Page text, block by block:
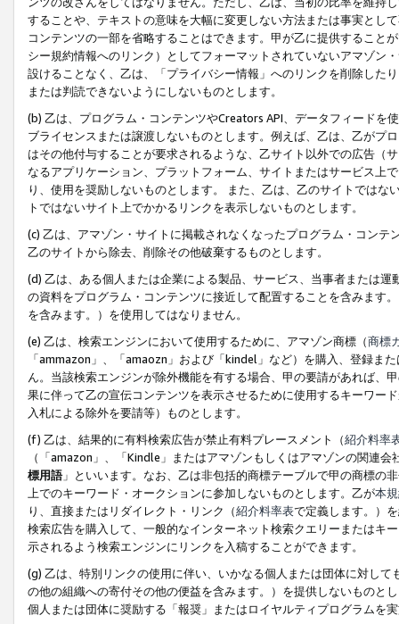
することや、テキストの意味を大幅に変更しない方法または事実とし
コンテンツの一部を省略することはできます。甲が乙に提供すること
シー規約情報へのリンク）としてフォーマットされていないアマゾン
設けることなく、乙は、「プライバシー情報」へのリンクを削除した
または判読できないようにしないものとします。
(b) 乙は、プログラム・コンテンツやCreators API、データフィード
ブライセンスまたは譲渡しないものとします。例えば、乙は、乙がプ
はその他付与することが要求されるような、乙サイト以外での広告（
なるアプリケーション、プラットフォーム、サイトまたはサービス上
り、使用を奨励しないものとします。 また、乙は、乙のサイトでは
トではないサイト上でかかるリンクを表示しないものとします。
(c) 乙は、アマゾン・サイトに掲載されなくなったプログラム・コン
乙のサイトから除去、削除その他破棄するものとします。
(d) 乙は、ある個人または企業による製品、サービス、当事者または
の資料をプログラム・コンテンツに接近して配置することを含みます
を含みます。）を使用してはなりません。
(e) 乙は、検索エンジンにおいて使用するために、アマゾン商標（商標
「ammazon」、「amaozn」および「kindel」など）を購入、登録ま
ん。当該検索エンジンが除外機能を有する場合、甲の要請があれば、
果に伴って乙の宣伝コンテンツを表示させるために使用するキーワー
入札による除外を要請等）ものとします。
(f) 乙は、結果的に有料検索広告が禁止有料プレースメント（紹介料率
（「amazon」、「Kindle」またはアマゾンもしくはアマゾンの関連
標用語」といいます。なお、乙は非包括的商標テーブルで甲の商標の
上でのキーワード・オークションに参加しないものとします。乙が本
り、直接またはリダイレクト・リンク（紹介料率表で定義します。）
検索広告を購入して、一般的なインターネット検索クエリーまたはキ
示されるよう検索エンジンにリンクを入稿することができます。
(g) 乙は、特別リンクの使用に伴い、いかなる個人または団体に対し
の他の組織への寄付その他の便益を含みます。）を提供しないものと
個人または団体に奨励する「報奨」またはロイヤルティプログラムを